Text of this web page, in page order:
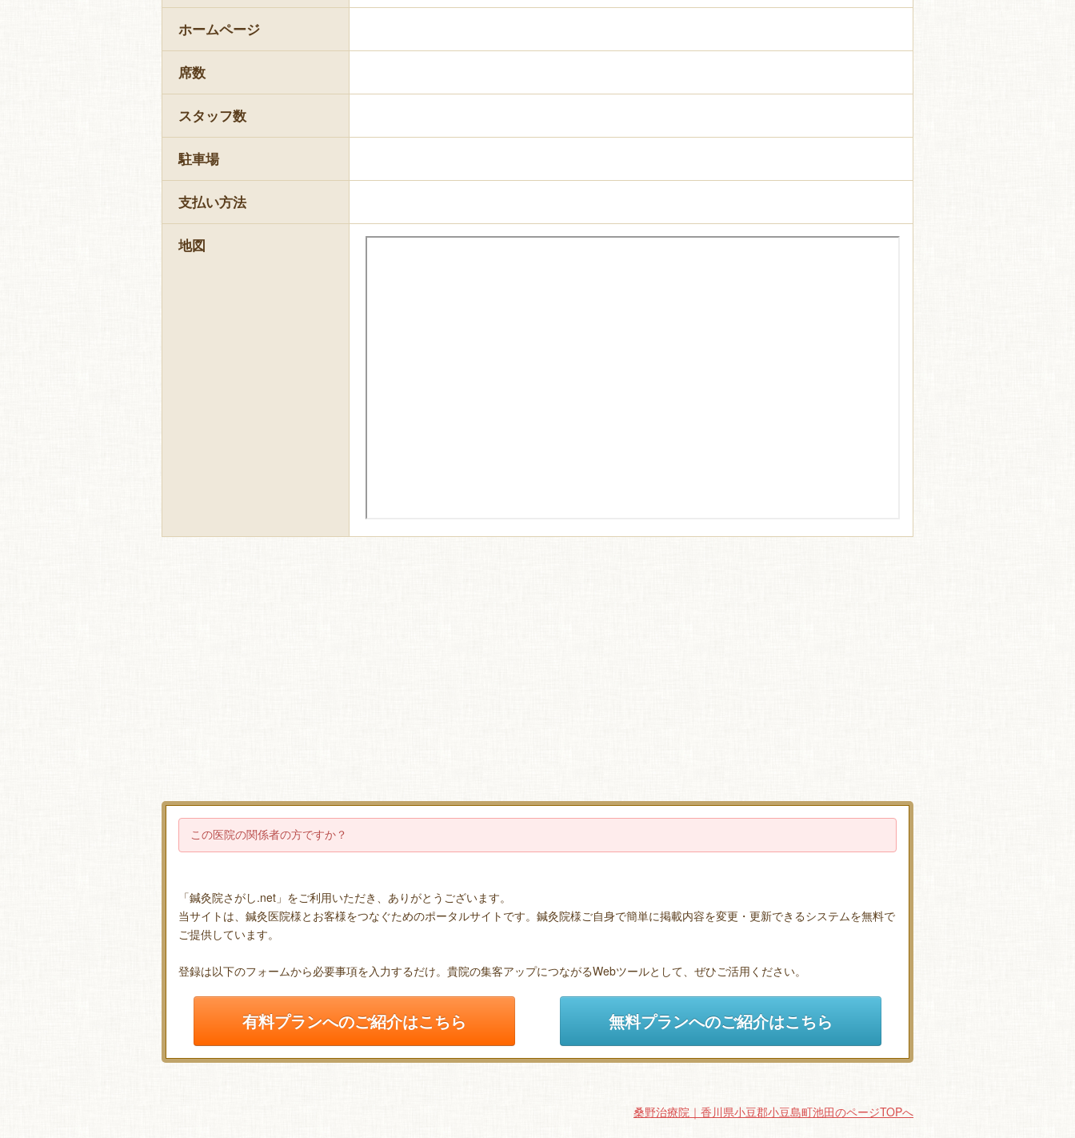
ホームページ
席数
スタッフ数
駐車場
支払い方法
地図
この医院の関係者の方ですか？
「鍼灸院さがし.net」をご利用いただき、ありがとうございます。
当サイトは、鍼灸医院様とお客様をつなぐためのポータルサイトです。鍼灸院様ご自身で簡単に掲載内容を変更・更新できるシステムを無料で
ご提供しています。
登録は以下のフォームから必要事項を入力するだけ。貴院の集客アップにつながるWebツールとして、ぜひご活用ください。
有料プランへのご紹介はこちら 無料プランへのご紹介はこちら
桑野治療院｜香川県小豆郡小豆島町池田のページTOPへ